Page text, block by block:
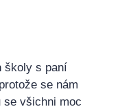
školy s paní
se nám
se všichni moc